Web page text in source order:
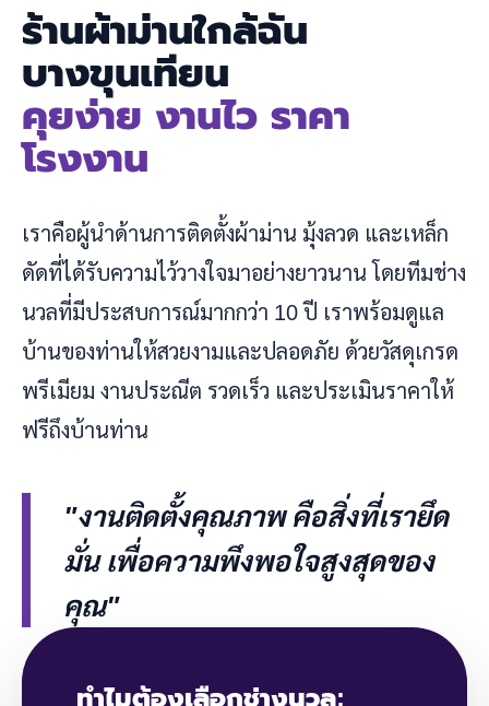
ร้านผ้าม่านใกล้ฉัน
บางขุนเทียน
คุยง่าย งานไว ราคา
โรงงาน
เราคือผู้นำด้านการติดตั้งผ้าม่าน มุ้งลวด และเหล็ก
ดัดที่ได้รับความไว้วางใจมาอย่างยาวนาน โดยทีมช่าง
นวลที่มีประสบการณ์มากกว่า 10 ปี เราพร้อมดูแล
บ้านของท่านให้สวยงามและปลอดภัย ด้วยวัสดุเกรด
พรีเมียม งานประณีต รวดเร็ว และประเมินราคาให้
ฟรีถึงบ้านท่าน
"งานติดตั้งคุณภาพ คือสิ่งที่เรายึด
มั่น เพื่อความพึงพอใจสูงสุดของ
คุณ"